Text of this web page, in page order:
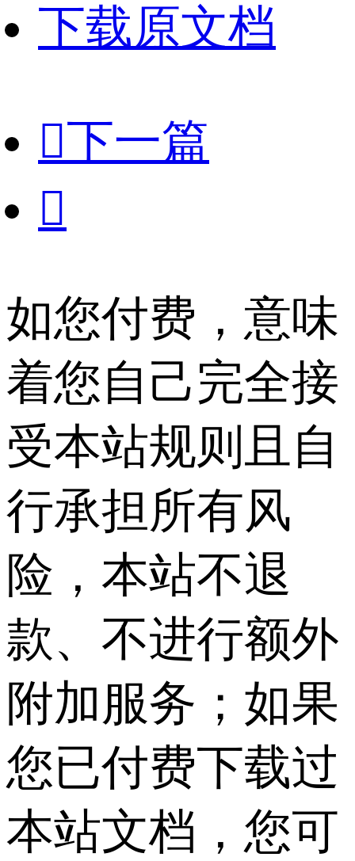
下载原文档
下一篇

如您付费，意味
着您自己完全接
受本站规则且自
行承担所有风
险，本站不退
款、不进行额外
附加服务；如果
您已付费下载过
本站文档，您可